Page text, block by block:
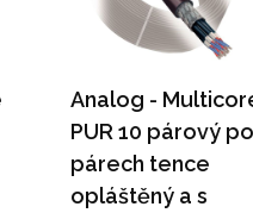
Analog -
PUR 10 párový po
párech tence
opláštěný a s